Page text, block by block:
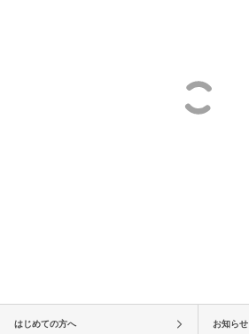
はじめての方へ お知らせ